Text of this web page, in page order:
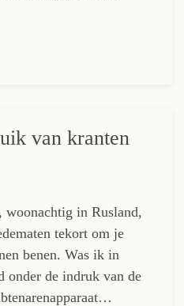
van kranten
in Rusland,
tekort om je
benen. Was ik in
onder de indruk van de